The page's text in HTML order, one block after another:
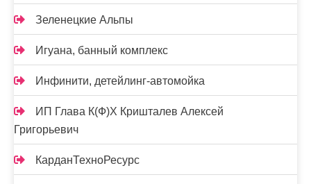
Зеленецкие Альпы
Игуана, банный комплекс
Инфинити, детейлинг-автомойка
ИП Глава К(Ф)Х Кришталев Алексей
Григорьевич
КарданТехноРесурс